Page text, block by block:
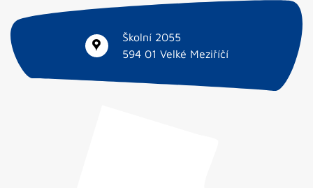
Školní 2055
594 01 Velké Meziříčí